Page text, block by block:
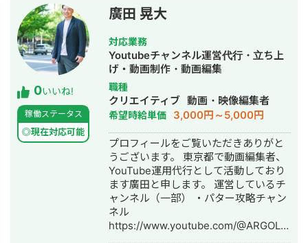
人労働者向けの定着支援サービスの開
発および運用
り、複数台カメラによる撮影（最大4
台）から編集・MA（音声編集）まで一
括のパッケージでの業務を開始。 【主
な作品実績】 ■TVアニメ「のうりん」
挿入歌 「コードレス☆照れ☆
PHONE」草壁ゆか（CV:田村ゆかり）
※オリコンデイリー最高位５位 ※オリ
コンウィークリー最高位１２位 ■バン
ダイナムコゲームス 様 ゲーム「太
鼓の達人」ナムコオリジナル「蒼の旋
律」 ■バンダイナムコゲームス 様
ゲーム「太鼓の達人」ナムコオリジナ
ル「朱の旋律」 ※一般社団法人 全日
本アミューズメント施設営業者協会連
合会（AOU）主催 第二回 「天下一音
ゲ祭」全国頂上決戦課題曲 ■スクウェ
ア・エニクス 様 ゲーム「Guns
0いいね!
稼働ステータス
◎現在対応可能
廣田 晃大
対応業務
Youtubeチャンネル運営代行・立ち上
げ・動画制作・動画編集
職種
クリエイティブ 動画・映像編集者
希望時給単価 3,000円～5,000円
プロフィールをご覧いただきありがと
うございます。 東京都で動画編集者、
YouTube運用代行として活動しており
ます廣田と申します。 運営しているチ
ャンネル（一部） ・パター攻略チャン
ネル
https://www.youtube.com/